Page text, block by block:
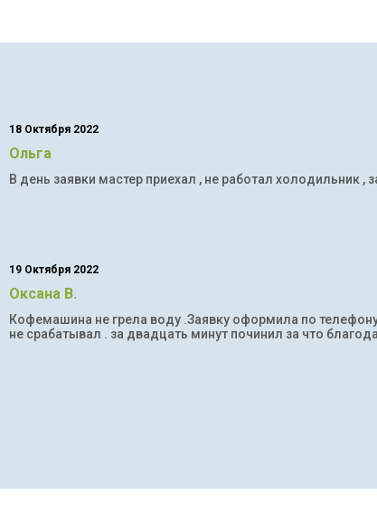
18 Октября 2022
Ольга
В день заявки мастер приехал , не работал холодильник ,
19 Октября 2022
Оксана В.
Кофемашина не грела воду .Заявку оформила по
не срабатывал . за двадцать минут починил за что